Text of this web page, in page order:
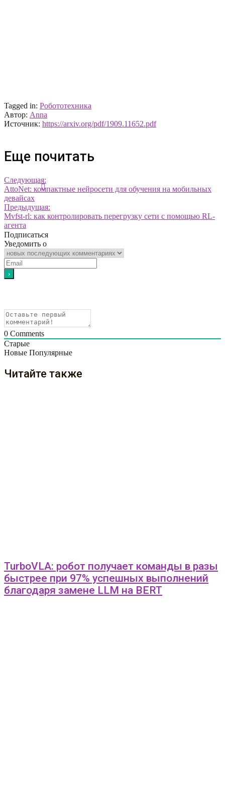
Tagged in: Робототехника
Автор: Anna
Источник: https://arxiv.org/pdf/1909.11652.pdf
Еще почитать
Следующая:
AttoNet: компактные нейросети для обучения на мобильных
девайсах
Предыдущая:
Mvfst-rl: как контролировать перегрузку сети с помощью RL-
агента
Подписаться
Уведомить о
0 Comments
Старые
Новые Популярные
Читайте также
TurboVLA: робот получает команды в разы
быстрее при 97% успешных выполнений
благодаря замене LLM на BERT